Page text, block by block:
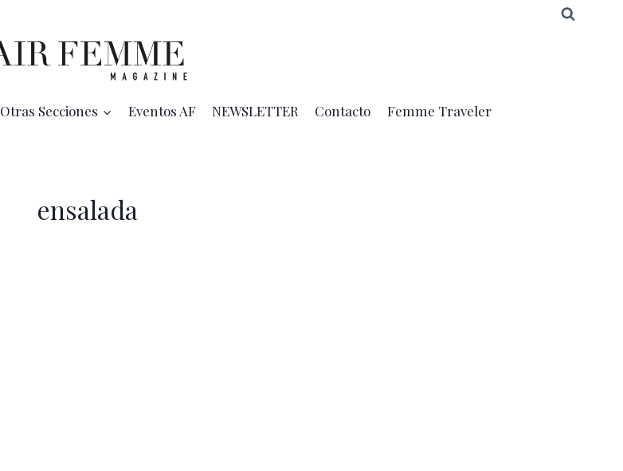
Otras Secciones Eventos AF NEWSLETTER Contacto Femme Traveler
ensalada